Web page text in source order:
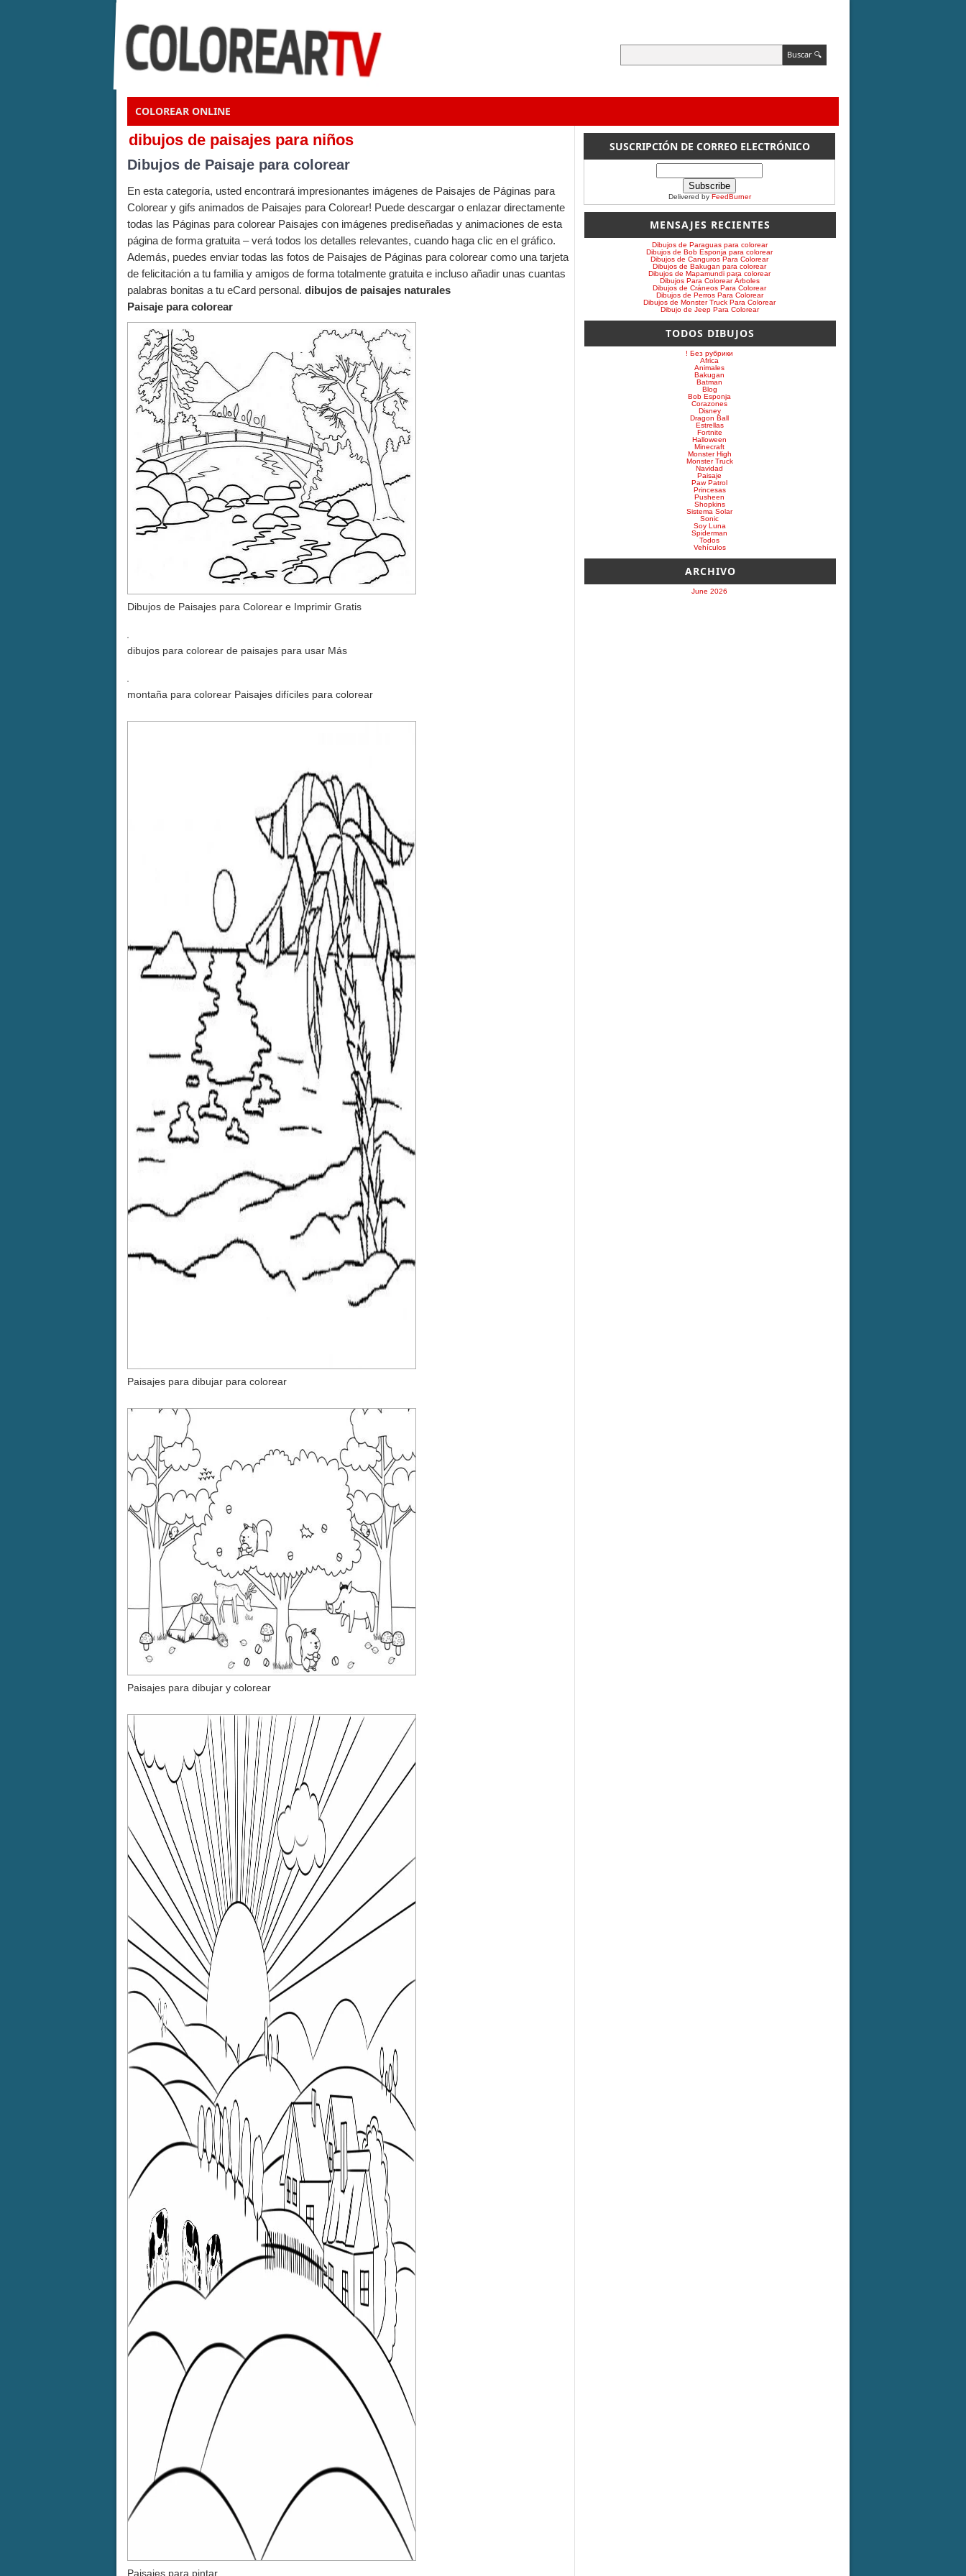
COLOREAR ONLINE
dibujos de paisajes para niños
Dibujos de Paisaje para colorear
En esta categoría, usted encontrará impresionantes imágenes de Paisajes de Páginas para
Colorear y gifs animados de Paisajes para Colorear! Puede descargar o enlazar directamente
todas las Páginas para colorear Paisajes con imágenes prediseñadas y animaciones de esta
página de forma gratuita – verá todos los detalles relevantes, cuando haga clic en el gráfico.
Además, puedes enviar todas las fotos de Paisajes de Páginas para colorear como una tarjeta
de felicitación a tu familia y amigos de forma totalmente gratuita e incluso añadir unas cuantas
palabras bonitas a tu eCard personal. dibujos de paisajes naturales
Paisaje para colorear
Dibujos de Paisajes para Colorear e Imprimir Gratis
dibujos para colorear de paisajes para usar Más
montaña para colorear Paisajes difíciles para colorear
Paisajes para dibujar para colorear
Paisajes para dibujar y colorear
Paisajes para pintar
SUSCRIPCIÓN DE CORREO ELECTRÓNICO
Delivered by FeedBurner
MENSAJES RECIENTES
Dibujos de Paraguas para colorear
Dibujos de Bob Esponja para colorear
Dibujos de Canguros Para Colorear
Dibujos de Bakugan para colorear
Dibujos de Mapamundi para colorear
Dibujos Para Colorear Árboles
Dibujos de Cráneos Para Colorear
Dibujos de Perros Para Colorear
Dibujos de Monster Truck Para Colorear
Dibujo de Jeep Para Colorear
TODOS DIBUJOS
! Без рубрики
Africa
Animales
Bakugan
Batman
Blog
Bob Esponja
Corazones
Disney
Dragon Ball
Estrellas
Fortnite
Halloween
Minecraft
Monster High
Monster Truck
Navidad
Paisaje
Paw Patrol
Princesas
Pusheen
Shopkins
Sistema Solar
Sonic
Soy Luna
Spiderman
Todos
Vehículos
ARCHIVO
June 2026